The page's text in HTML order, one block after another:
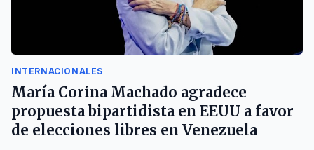
INTERNACIONALES
María Corina Machado agradece
propuesta bipartidista en EEUU a favor
de elecciones libres en Venezuela